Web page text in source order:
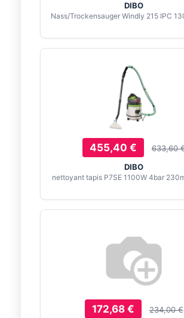
DIBO
Nass/Trockensauger Windly 215 IPC
455,40 €
633,60
DIBO
nettoyant tapis P7SE 1100W 4bar
172,68 €
234,00 €